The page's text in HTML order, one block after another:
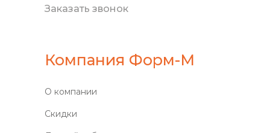
Заказать звонок
Компания Форм-М
О компании
Скидки